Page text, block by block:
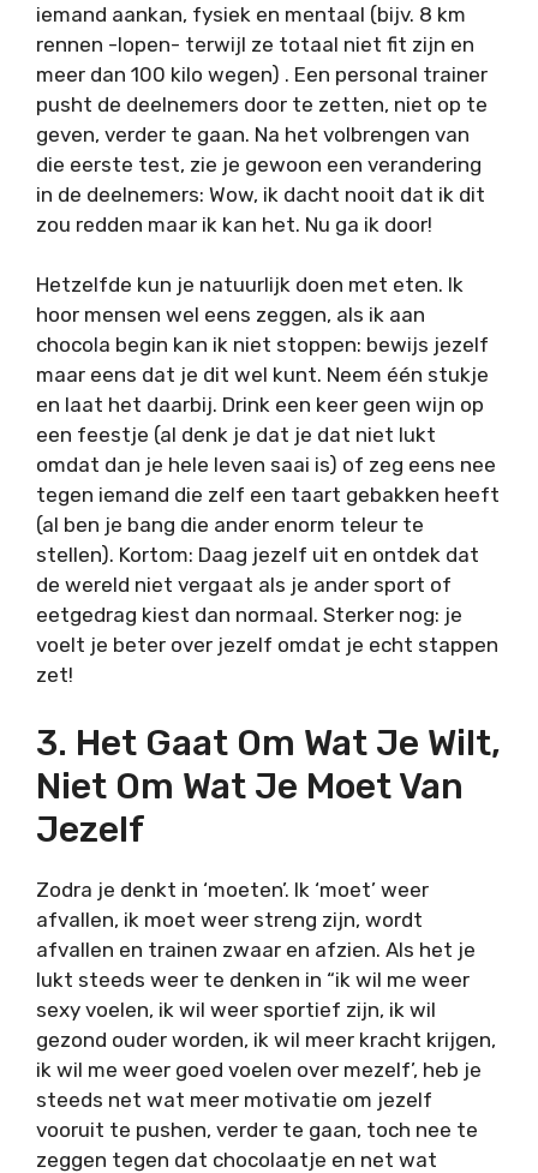
iemand aankan, fysiek en mentaal (bijv. 8 km
rennen -lopen- terwijl ze totaal niet fit zijn en
meer dan 100 kilo wegen) . Een personal trainer
pusht de deelnemers door te zetten, niet op te
geven, verder te gaan. Na het volbrengen van
die eerste test, zie je gewoon een verandering
in de deelnemers: Wow, ik dacht nooit dat ik dit
zou redden maar ik kan het. Nu ga ik door!
Hetzelfde kun je natuurlijk doen met eten. Ik
hoor mensen wel eens zeggen, als ik aan
chocola begin kan ik niet stoppen: bewijs jezelf
maar eens dat je dit wel kunt. Neem één stukje
en laat het daarbij. Drink een keer geen wijn op
een feestje (al denk je dat je dat niet lukt
omdat dan je hele leven saai is) of zeg eens nee
tegen iemand die zelf een taart gebakken heeft
(al ben je bang die ander enorm teleur te
stellen). Kortom: Daag jezelf uit en ontdek dat
de wereld niet vergaat als je ander sport of
eetgedrag kiest dan normaal. Sterker nog: je
voelt je beter over jezelf omdat je echt stappen
zet!
3. Het Gaat Om Wat Je Wilt,
Niet Om Wat Je Moet Van
Jezelf
Zodra je denkt in ‘moeten’. Ik ‘moet’ weer
afvallen, ik moet weer streng zijn, wordt
afvallen en trainen zwaar en afzien. Als het je
lukt steeds weer te denken in “ik wil me weer
sexy voelen, ik wil weer sportief zijn, ik wil
gezond ouder worden, ik wil meer kracht krijgen,
ik wil me weer goed voelen over mezelf’, heb je
steeds net wat meer motivatie om jezelf
vooruit te pushen, verder te gaan, toch nee te
zeggen tegen dat chocolaatje en net wat